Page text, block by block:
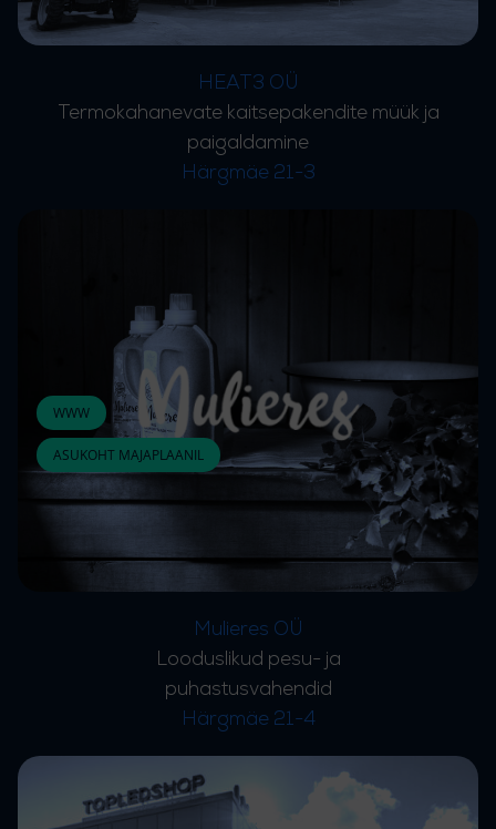
HEAT3 OÜ
Termokahanevate kaitsepakendite müük ja
paigaldamine
Härgmäe 21-3
WWW
ASUKOHT MAJAPLAANIL
Mulieres OÜ
Looduslikud pesu- ja
puhastusvahendid
Härgmäe 21-4